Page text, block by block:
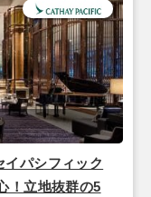
イパシフィック
！立地抜群の5